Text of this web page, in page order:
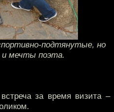
подтянутые, но
мечты поэта.
за время визита –